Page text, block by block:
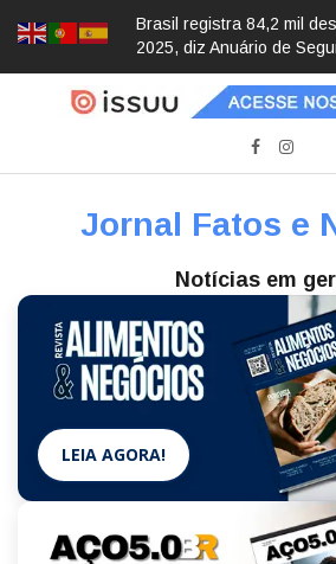
Brasil registra 84,2 mil
2025, diz Anuário de
Jornal Fatos e
Notícias em
LEIA AGORA!